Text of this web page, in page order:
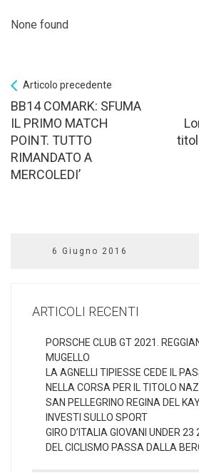
None found
Articolo precedente
BB14 COMARK: SFUMA
IL PRIMO MATCH
POINT. TUTTO
RIMANDATO A
MERCOLEDI’
6 Giugno 2016
ARTICOLI RECENTI
PORSCHE CLUB GT 2021.
MUGELLO
LA AGNELLI TIPIESSE CEDE IL
NELLA CORSA PER IL TITOLO
SAN PELLEGRINO REGINA DEL
INVESTI SULLO SPORT
GIRO D’ITALIA GIOVANI UNDER 23
DEL CICLISMO PASSA DALLA